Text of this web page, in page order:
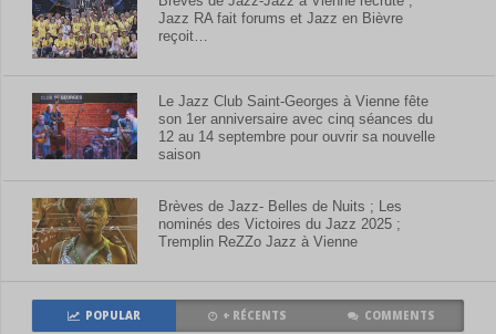
Jazz RA fait forums et Jazz en Bièvre
reçoit…
Le Jazz Club Saint-Georges à Vienne fête
son 1er anniversaire avec cinq séances du
12 au 14 septembre pour ouvrir sa nouvelle
saison
Brèves de Jazz- Belles de Nuits ; Les
nominés des Victoires du Jazz 2025 ;
Tremplin ReZZo Jazz à Vienne
POPULAR + RÉCENTS COMMENTS